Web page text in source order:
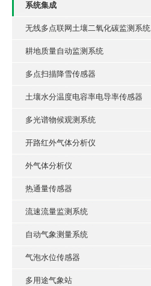
系统集成
无线多点联网土壤二氧化碳监测系统
耕地质量自动监测系统
多点扫描降雪传感器
土壤水分温度电容率电导率传感器
多光谱物候观测系统
开路红外气体分析仪
外气体分析仪
热通量传感器
流速流量监测系统
自动气象测量系统
气泡水位传感器
多用途气象站